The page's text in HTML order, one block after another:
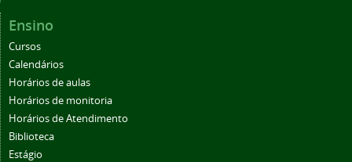
Ensino
Cursos
Calendários
Horários de aulas
Horários de monitoria
Horários de Atendimento
Biblioteca
Estágio